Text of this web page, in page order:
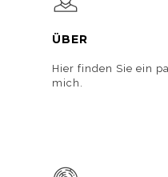
ÜBER
Hier finden Sie ein
mich.